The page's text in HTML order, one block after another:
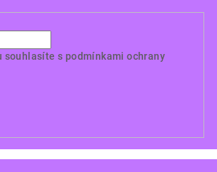
souhlasíte s podmínkami ochrany